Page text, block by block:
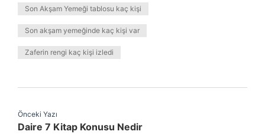
Son Akşam Yemeği tablosu kaç kişi
Son akşam yemeğinde kaç kişi var
Zaferin rengi kaç kişi izledi
Önceki Yazı
Daire 7 Kitap Konusu Nedir